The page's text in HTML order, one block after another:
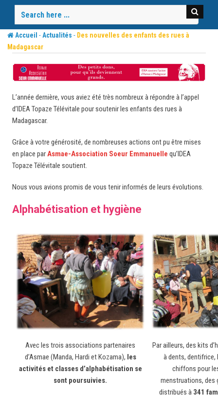
content
Accueil -Actualités - Des nouvelles des enfants des rues à
Madagascar
L’année dernière, vous aviez été très nombreux à répondre à l’appel
d’IDEA Topaze Télévitale pour soutenir les enfants des rues à
Madagascar.
Grâce à votre générosité, de nombreuses actions ont pu être mises
en place parAsmae-Association Soeur Emmanuelle qu’IDEA
Topaze Télévitale soutient.
Nous vous avions promis de vous tenir informés de leurs évolutions.
Alphabétisation et hygiène
Avec les trois associations partenaires
d’Asmae (Manda, Hardi et Kozama), les
activités et classes d’alphabétisation se
sont poursuivies.
Par ailleurs, des kits
à dents, dentifrice,
chiffons pour
menstruations,
distribués à 341